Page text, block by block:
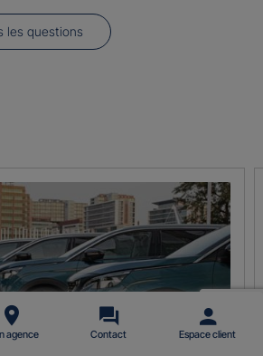
les questions
agence Contact Espace client